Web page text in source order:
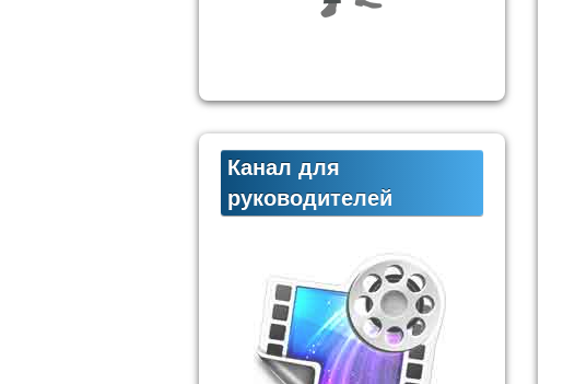
Канал для
руководителей